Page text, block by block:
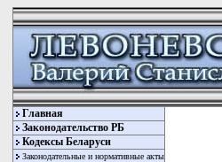
Главная
Законодательство РБ
Кодексы Беларуси
Законодательные и нормативные акты